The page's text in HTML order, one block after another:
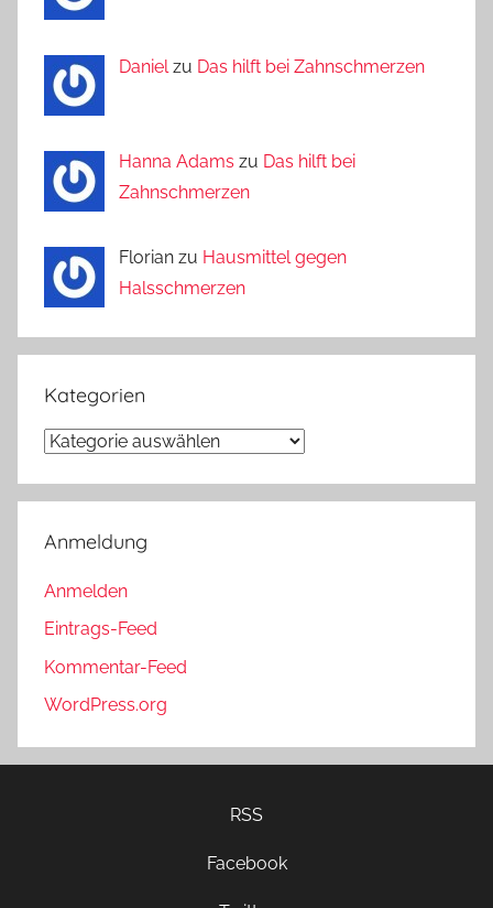
Daniel zu Das hilft bei Zahnschmerzen
Hanna Adams zu Das hilft bei
Zahnschmerzen
Florian zu Hausmittel gegen
Halsschmerzen
Kategorien
Kategorien
Anmeldung
Anmelden
Eintrags-Feed
Kommentar-Feed
WordPress.org
RSS
Facebook